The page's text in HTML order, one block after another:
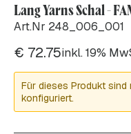
Lang Yarns Schal -
Art.Nr 248_006_001
€ 72.75inkl. 19%
Für dieses Produkt
konfiguriert.